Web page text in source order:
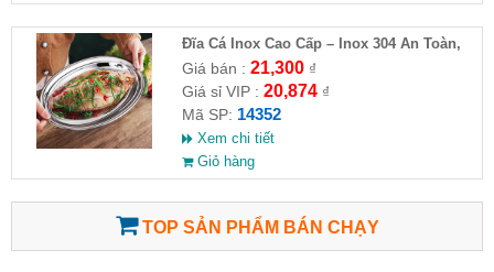
Đĩa Cá Inox Cao Cấp – Inox 304 An Toàn,
Sang Trọng
Giá bán : 21,300₫
Giá sỉ VIP : 20,874₫
Mã SP: 14352
Xem chi tiết
Giỏ hàng
TOP SẢN PHẨM BÁN CHẠY